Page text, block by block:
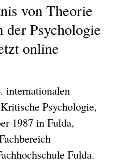
von Theorie
der Psychologie
online
internationalen
Psychologie,
1987 in Fulda,
Fulda.